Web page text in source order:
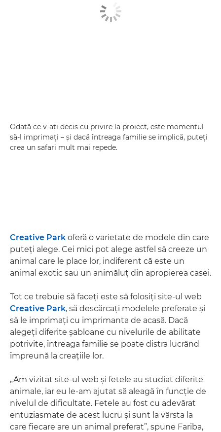
Odată ce v-aţi decis cu privire la proiect, este momentul
să-l imprimaţi – şi dacă întreaga familie se implică, puteţi
crea un safari mult mai repede.
Creative Park oferă o varietate de modele din care
puteţi alege. Cei mici pot alege astfel să creeze un
animal care le place lor, indiferent că este un
animal exotic sau un animăluţ din apropierea casei.
Tot ce trebuie să faceţi este să folosiţi site-ul web
Creative Park, să descărcaţi modelele preferate şi
să le imprimaţi cu imprimanta de acasă. Dacă
alegeţi diferite şabloane cu nivelurile de abilitate
potrivite, întreaga familie se poate distra lucrând
împreună la creaţiile lor.
„Am vizitat site-ul web şi fetele au studiat diferite
animale, iar eu le-am ajutat să aleagă în funcţie de
nivelul de dificultate. Fetele au fost cu adevărat
entuziasmate de acest lucru şi sunt la vârsta la
care fiecare are un animal preferat”, spune Fariba,